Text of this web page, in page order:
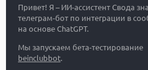
Привет! Я – ИИ-ассистент Свода
телеграм-бот по интеграции в
на основе ChatGPT.
Мы запускаем бета-тестирование
beinclubbot.